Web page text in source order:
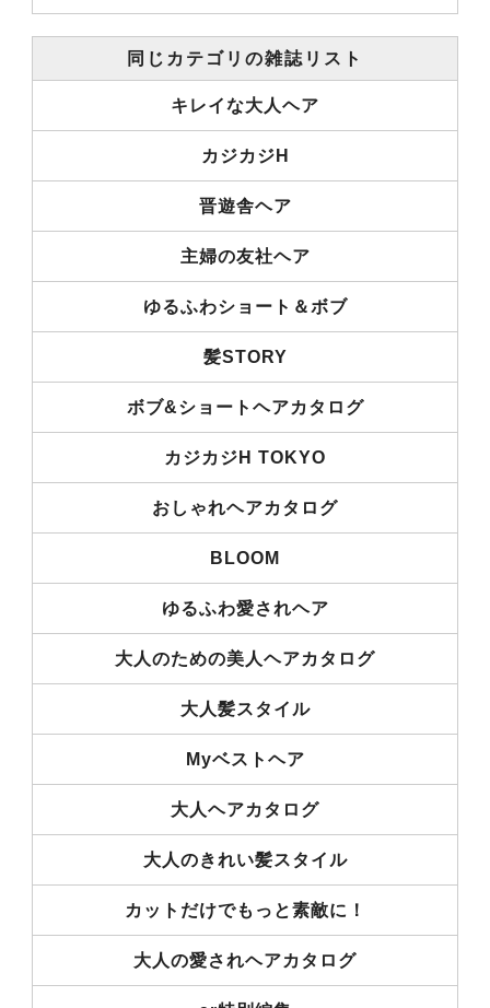
同じカテゴリの雑誌リスト
キレイな大人ヘア
カジカジH
晋遊舎ヘア
主婦の友社ヘア
ゆるふわショート＆ボブ
髪STORY
ボブ&ショートヘアカタログ
カジカジH TOKYO
おしゃれヘアカタログ
BLOOM
ゆるふわ愛されヘア
大人のための美人ヘアカタログ
大人髪スタイル
Myベストヘア
大人ヘアカタログ
大人のきれい髪スタイル
カットだけでもっと素敵に！
大人の愛されヘアカタログ